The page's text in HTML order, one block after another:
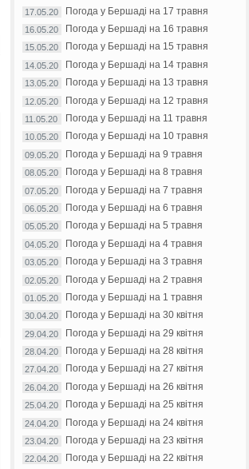
17.05.20 Погода у Бершаді на 17 травня
16.05.20 Погода у Бершаді на 16 травня
15.05.20 Погода у Бершаді на 15 травня
14.05.20 Погода у Бершаді на 14 травня
13.05.20 Погода у Бершаді на 13 травня
12.05.20 Погода у Бершаді на 12 травня
11.05.20 Погода у Бершаді на 11 травня
10.05.20 Погода у Бершаді на 10 травня
09.05.20 Погода у Бершаді на 9 травня
08.05.20 Погода у Бершаді на 8 травня
07.05.20 Погода у Бершаді на 7 травня
06.05.20 Погода у Бершаді на 6 травня
05.05.20 Погода у Бершаді на 5 травня
04.05.20 Погода у Бершаді на 4 травня
03.05.20 Погода у Бершаді на 3 травня
02.05.20 Погода у Бершаді на 2 травня
01.05.20 Погода у Бершаді на 1 травня
30.04.20 Погода у Бершаді на 30 квітня
29.04.20 Погода у Бершаді на 29 квітня
28.04.20 Погода у Бершаді на 28 квітня
27.04.20 Погода у Бершаді на 27 квітня
26.04.20 Погода у Бершаді на 26 квітня
25.04.20 Погода у Бершаді на 25 квітня
24.04.20 Погода у Бершаді на 24 квітня
23.04.20 Погода у Бершаді на 23 квітня
22.04.20 Погода у Бершаді на 22 квітня